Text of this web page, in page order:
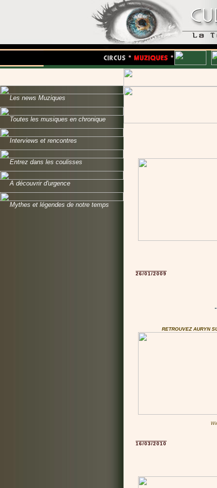
Les news Muziques
Toutes les musiques en chronique
Interviews et rencontres
Entrez dans les coulisses
A découvrir d'urgence
Mythes et légendes de notre temps
26/01/2009
RETROUVEZ AURYN
16/03/2010